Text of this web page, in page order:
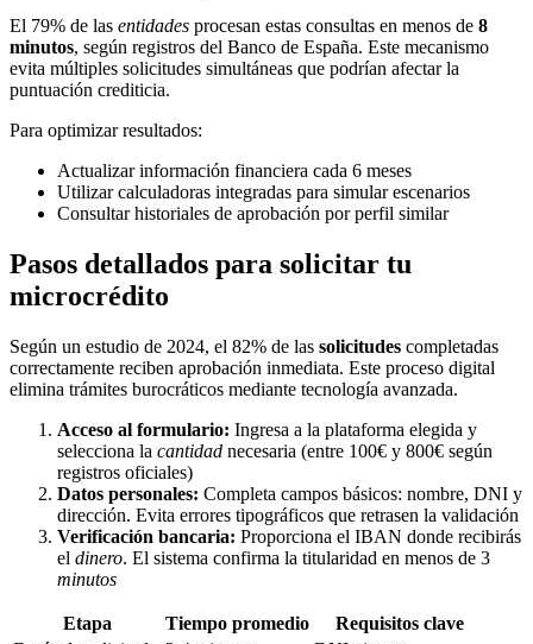
El 79% de las entidades procesan estas consultas en menos de 8
minutos, según registros del Banco de España. Este mecanismo
evita múltiples solicitudes simultáneas que podrían afectar la
puntuación crediticia.
Para optimizar resultados:
Actualizar información financiera cada 6 meses
Utilizar calculadoras integradas para simular escenarios
Consultar historiales de aprobación por perfil similar
Pasos detallados para solicitar tu
microcrédito
Según un estudio de 2024, el 82% de las solicitudes completadas
correctamente reciben aprobación inmediata. Este proceso digital
elimina trámites burocráticos mediante tecnología avanzada.
Acceso al formulario: Ingresa a la plataforma elegida y
selecciona la cantidad necesaria (entre 100€ y 800€ según
registros oficiales)
Datos personales: Completa campos básicos: nombre, DNI y
dirección. Evita errores tipográficos que retrasen la validación
Verificación bancaria: Proporciona el IBAN donde recibirás
el dinero. El sistema confirma la titularidad en menos de 3
minutos
Etapa Tiempo promedio
Requisitos clave